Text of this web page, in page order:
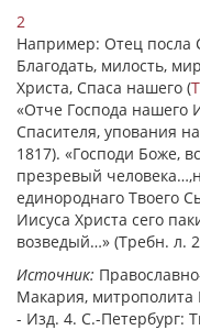
2
Например: Отец посла
Благодать, милость,
Христа, Спаса нашего (
«Отче Господа нашего
Спасителя, упования
1817). «Господи Боже,
презревый
единороднаго Твоего
Иисуса Христа сего
возведый…» (Требн. л.
Источник:
Макария, митрополита
- Изд. 4. С.-Петербург: